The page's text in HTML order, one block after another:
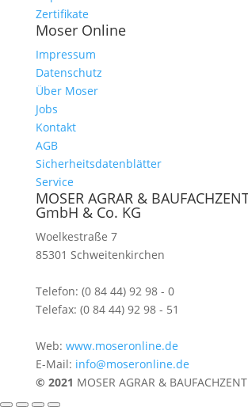
Zertifikate
Moser Online
Impressum
Datenschutz
Über Moser
Jobs
Kontakt
AGB
Sicherheitsdatenblätter
Service
MOSER AGRAR &
GmbH & Co. KG
Woelkestraße 7
85301 Schweitenkirchen
Telefon: (0 84 44) 92 98 - 0
Telefax: (0 84 44) 92 98 - 51
Web: www.moseronline.de
E-Mail: info@moseronline.de
© 2021 MOSER AGRAR &